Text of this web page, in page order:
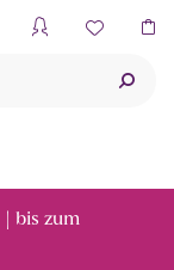
| bis zum